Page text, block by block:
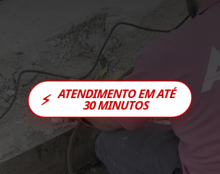
⚡ ATENDIMENTO EM ATÉ
30 MINUTOS